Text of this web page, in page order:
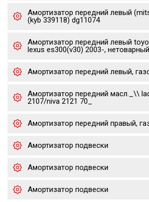
Амортизатор передний левый
(kyb 339118) dg11074
Амортизатор передний левый
lexus es300(v30) 2003-,
Амортизатор передний левый,
Амортизатор передний масл._\\
2107/niva 2121 70_
Амортизатор передний правый,
Амортизатор подвески
Амортизатор подвески
Амортизатор подвески